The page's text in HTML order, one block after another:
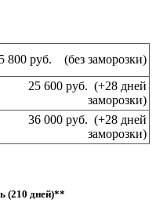
800 руб. (без заморозки)
25 600 руб. (+28 дней
заморозки)
36 000 руб. (+28 дней
заморозки)
(210 дней)**